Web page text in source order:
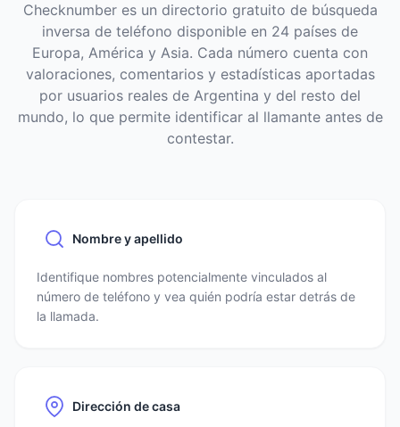
Checknumber es un directorio gratuito de búsqueda
inversa de teléfono disponible en 24 países de
Europa, América y Asia. Cada número cuenta con
valoraciones, comentarios y estadísticas aportadas
por usuarios reales de Argentina y del resto del
mundo, lo que permite identificar al llamante antes de
contestar.
Nombre y apellido
Identifique nombres potencialmente vinculados al
número de teléfono y vea quién podría estar detrás de
la llamada.
Dirección de casa